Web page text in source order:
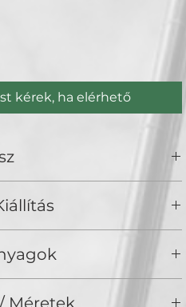
kérek, ha elérhető
Méretek